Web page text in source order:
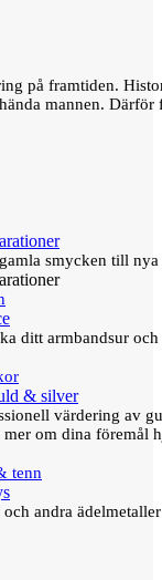
på framtiden.
mannen.
smycken till
ditt armbandsur
& silver
värdering av
om dina föremål
tenn
andra